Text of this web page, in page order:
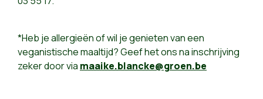
*Heb je allergieën of wil je genieten van een
veganistische maaltijd? Geef het ons na inschrijving
zeker door via maaike.blancke@groen.be